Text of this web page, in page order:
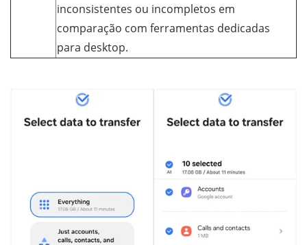
inconsistentes ou incompletos em
comparação com ferramentas dedicadas
para desktop.